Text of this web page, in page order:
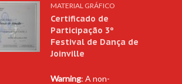
MATERIAL GRÁFICO
Certificado de
Participação 3º
Festival de Dança de
Joinville
Warning: A non-